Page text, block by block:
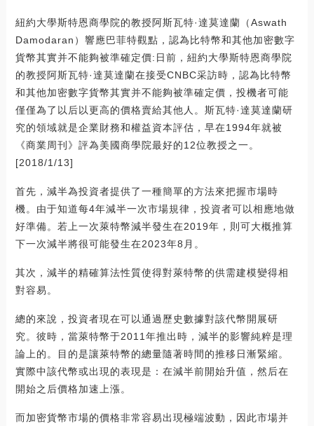
紐約大學斯特恩商學院的教授阿斯瓦特·達莫達蘭（Aswath
Damodaran）響應巴菲特觀點，認為比特幣和其他加密數字
貨幣其實并不能夠被準確定價:日前，紐約大學斯特恩商學院
的教授阿斯瓦特·達莫達蘭在接受CNBC采訪時，認為比特幣
和其他加密數字貨幣其實并不能夠被準確定價，投機者可能
僅僅為了以后以更高的價格賣給其他人。斯瓦特·達莫達蘭研
究的領域就是企業財務和權益資本評估，早在1994年就被
《商業周刊》評為美國商學院最好的12位教授之一。
[2018/1/13]
首先，減半為投資者提供了一種簡單的方法來把握市場時
機。由于知道每4年減半一次市場規律，投資者可以相應地做
好準備。若上一次萊特幣減半發生在2019年，則可大概推算
下一次減半將很可能發生在2023年8月。
其次，減半的精確算法性質使得對萊特幣的供需建模變得相
對容易。
總的來說，投資者現在可以通過歷史數據對該代幣開展研
究。彼時，當萊特幣于2011年推出時，減半的影響純粹是理
論上的。目的是讓萊特幣的總量隨著時間的推移日漸緊縮。
實際中該代幣或出現的表現是：在減半前開始升值，然后在
開始之后價格加速上漲。
而加密貨幣市場的價格非常容易出現極端波動，因此市場并